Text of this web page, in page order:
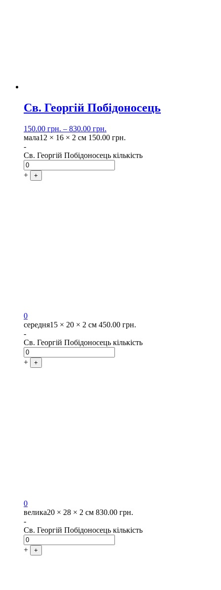
Св. Георгій Побідоносець
150.00 грн. – 830.00 грн.
мала12 × 16 × 2 см 150.00 грн.
-
Св. Георгій Побідоносець кількість
+ +
0
середня15 × 20 × 2 см 450.00 грн.
-
Св. Георгій Побідоносець кількість
+ +
0
велика20 × 28 × 2 см 830.00 грн.
-
Св. Георгій Побідоносець кількість
+ +